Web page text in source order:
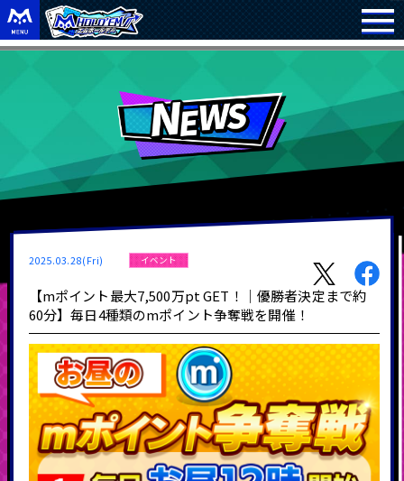
2025.03.28(Fri) イベント
【mポイント最大7,500万pt GET！｜優勝者決定まで約
60分】毎日4種類のmポイント争奪戦を開催！